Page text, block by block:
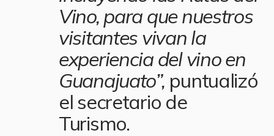
Vino, para que nuestros
visitantes vivan la
experiencia del vino en
Guanajuato”, puntualizó
el secretario de
Turismo.